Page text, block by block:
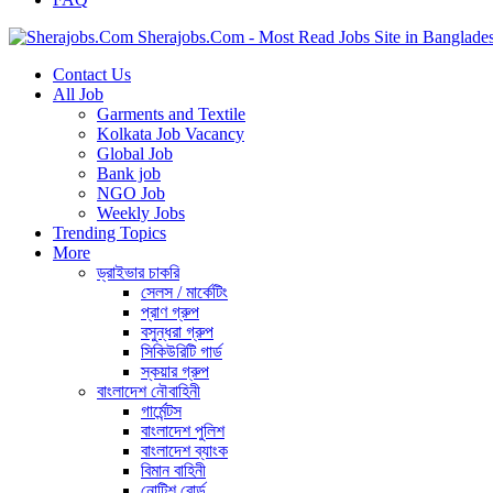
Sherajobs.Com - Most Read Jobs Site in
Contact Us
All Job
Garments and Textile
Kolkata Job Vacancy
Global Job
Bank job
NGO Job
Weekly Jobs
Trending Topics
More
ড্রাইভার চাকরি
সেলস / মার্কেটিং
প্রাণ গ্রুপ
বসুন্ধরা গ্রুপ
সিকিউরিটি গার্ড
স্কয়ার গ্রুপ
বাংলাদেশ নৌবাহিনী
গার্মেন্টস
বাংলাদেশ পুলিশ
বাংলাদেশ ব্যাংক
বিমান বাহিনী